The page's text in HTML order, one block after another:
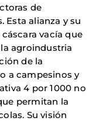
de
Esta alianza y su
vacía que
agroindustria
de la
a campesinos y
4 por 1000 no
permitan la
Su visión